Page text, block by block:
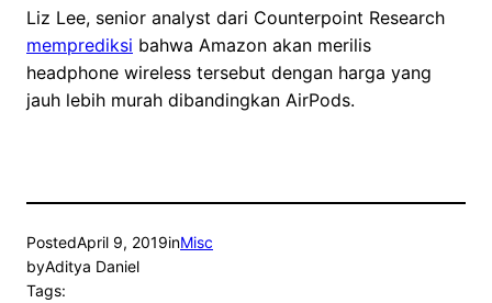
Liz Lee, senior analyst dari Counterpoint Research
memprediksi bahwa Amazon akan merilis
headphone wireless tersebut dengan harga yang
jauh lebih murah dibandingkan AirPods.
PostedApril 9, 2019inMisc
byAditya Daniel
Tags: